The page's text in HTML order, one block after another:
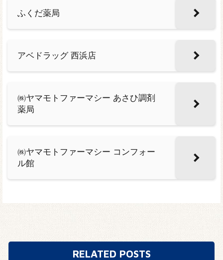
ふくだ薬局
アベドラッグ 西浜店
㈱ヤマモトファーマシー あさひ調剤
薬局
㈱ヤマモトファーマシー コンフォー
ル館
RELATED POSTS